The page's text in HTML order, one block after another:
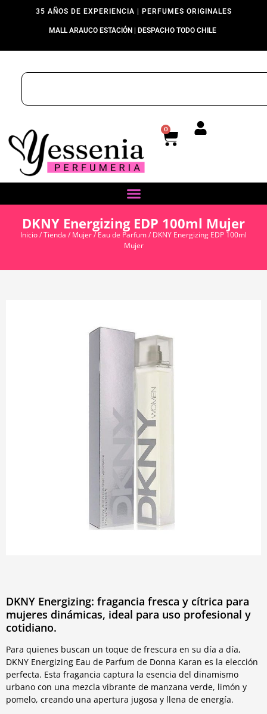
35 AÑOS DE EXPERIENCIA | PERFUMES ORIGINALES
MALL ARAUCO ESTACIÓN | DESPACHO TODO CHILE
0
DKNY Energizing EDP 100ml Mujer
Inicio/Tienda / Mujer/Eau de Parfum/ DKNY Energizing EDP 100ml
Mujer
DKNY Energizing: fragancia fresca y cítrica para
mujeres dinámicas, ideal para uso profesional y
cotidiano.
Para quienes buscan un toque de frescura en su día a día,
DKNY Energizing Eau de Parfum de Donna Karan es la elección
perfecta. Esta fragancia captura la esencia del dinamismo
urbano con una mezcla vibrante de manzana verde, limón y
pomelo, creando una apertura jugosa y llena de energía.